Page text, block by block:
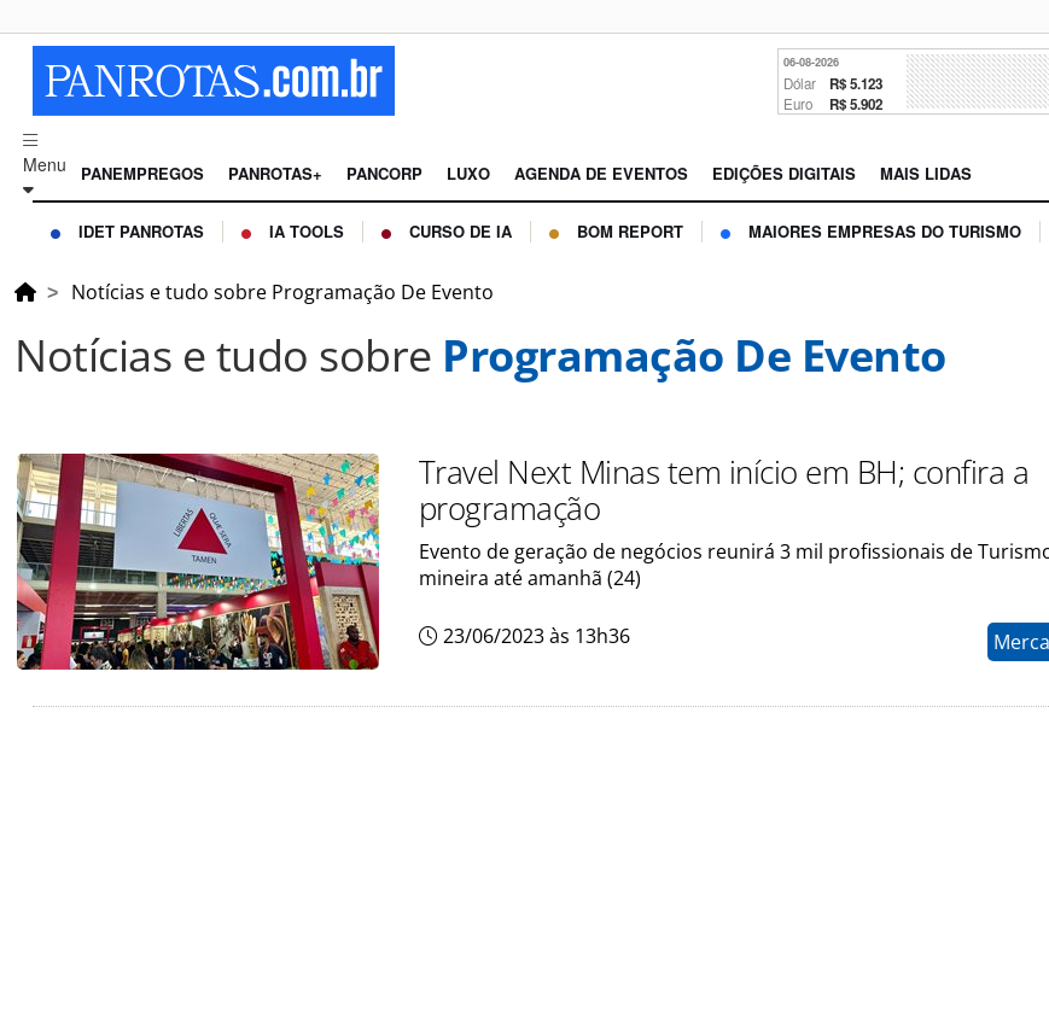
06-08-2026
Dólar R$ 5.123
Euro R$ 5.902
Menu PANEMPREGOS PANROTAS+ PANCORP LUXO AGENDA DE EVENTOS EDIÇÕES DIGITAIS MAIS LIDAS
IDET PANROTAS IA TOOLS CURSO DE IA BOM REPORT MAIORES EMPRESAS DO TURISMO
Notícias e tudo sobre Programação De Evento
Notícias e tudo sobre Programação De Evento
Travel Next Minas tem início em BH; confira a
programação
Evento de geração de negócios reunirá 3 mil profissionais de
mineira até amanhã (24)
23/06/2023 às 13h36